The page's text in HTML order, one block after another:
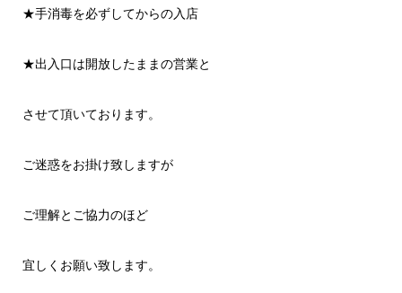
★手消毒を必ずしてからの入店
★出入口は開放したままの営業と
させて頂いております。
ご迷惑をお掛け致しますが
ご理解とご協力のほど
宜しくお願い致します。